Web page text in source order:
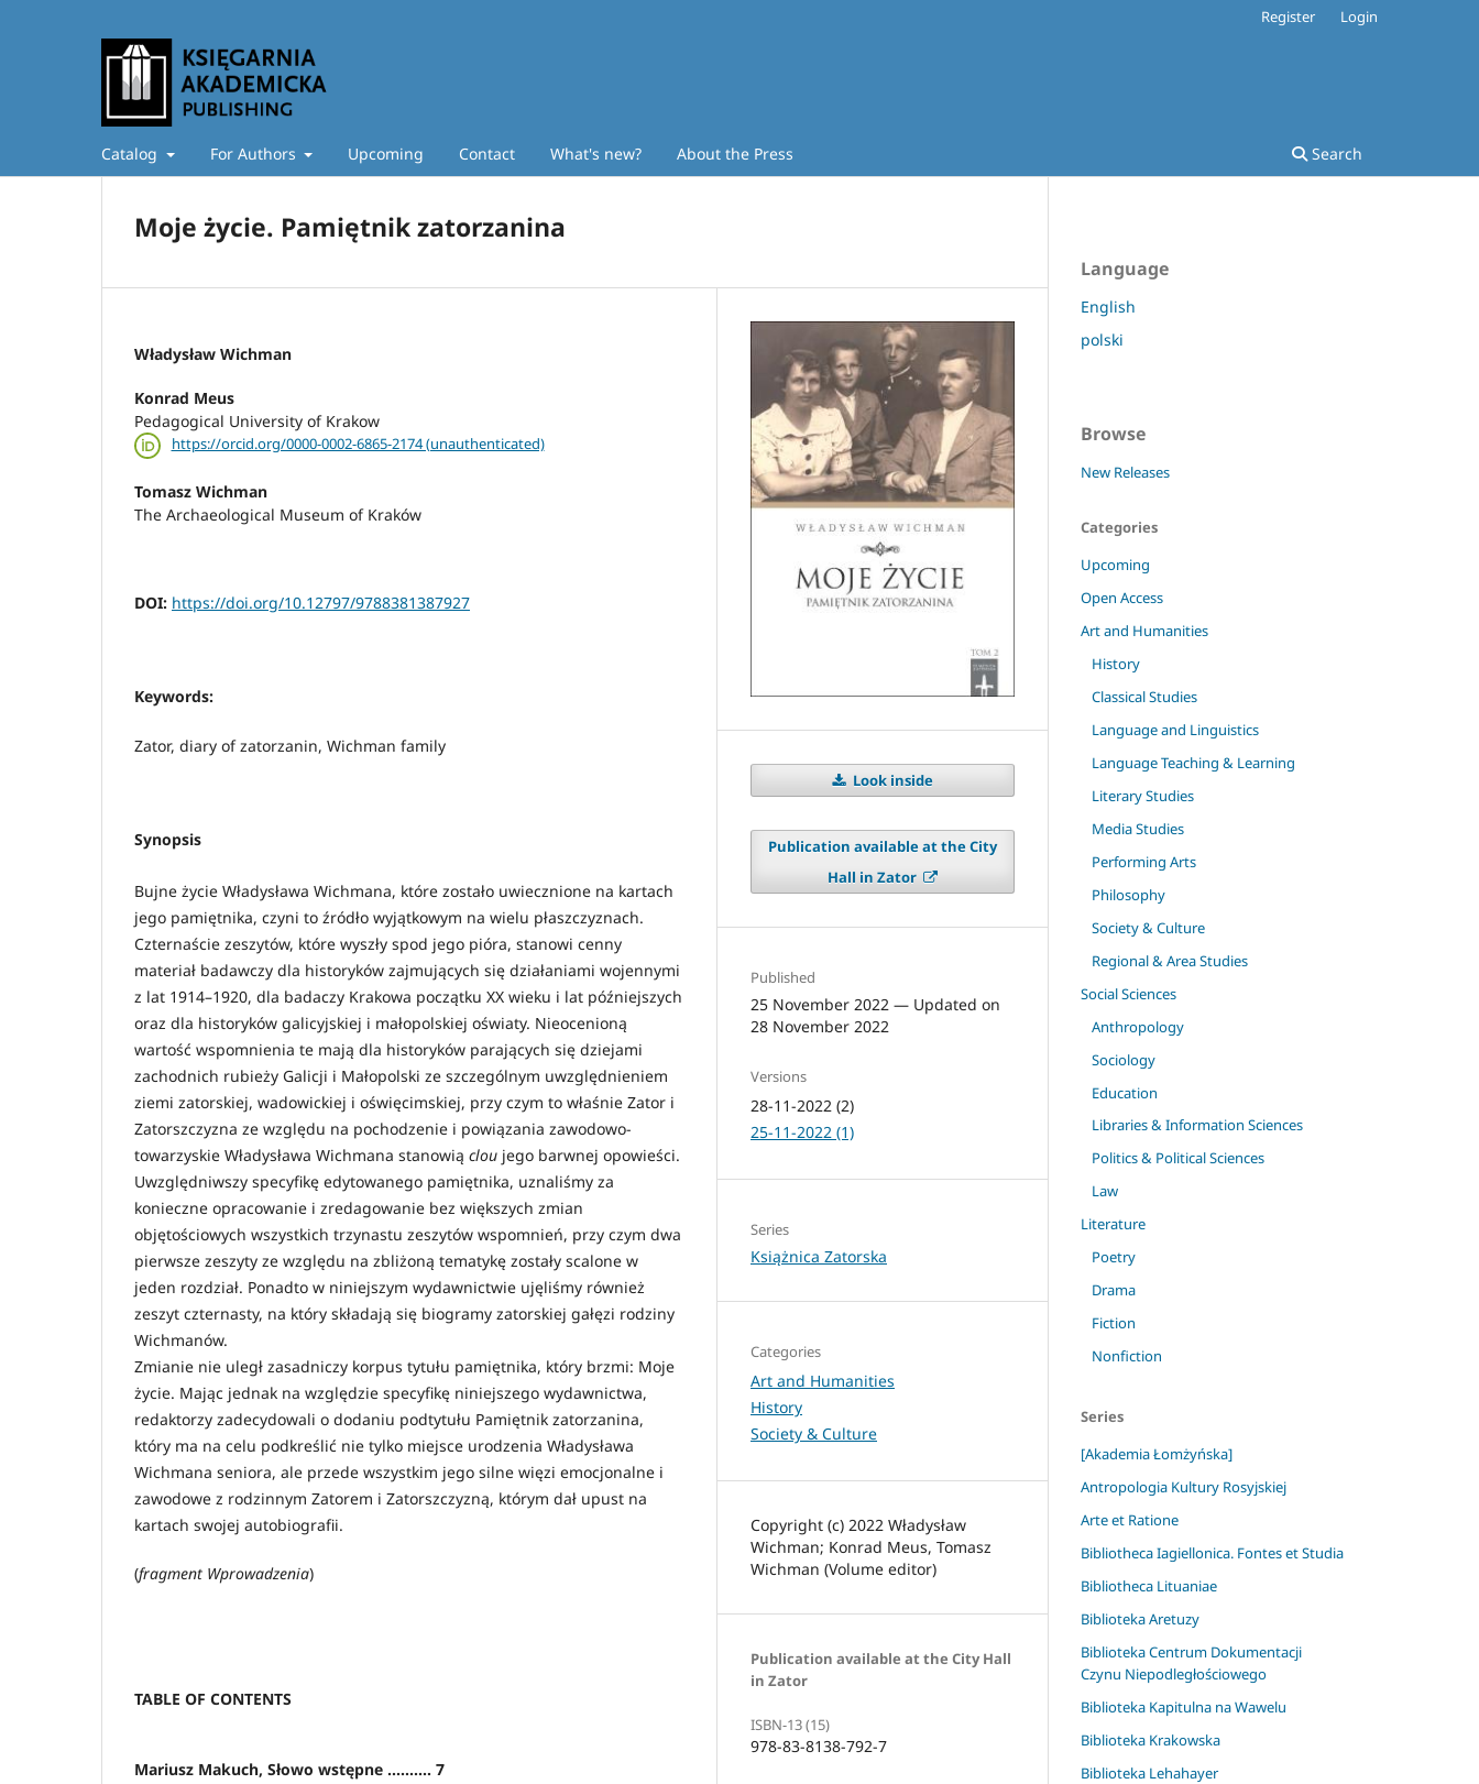
Catalog For Authors Upcoming Contact What's new? About the Press Search
Register Login
Moje życie. Pamiętnik zatorzanina
Władysław Wichman
Konrad Meus
Pedagogical University of Krakow
https://orcid.org/0000-0002-6865-2174 (unauthenticated)
Tomasz Wichman
The Archaeological Museum of Kraków
DOI: https://doi.org/10.12797/9788381387927
Keywords:
Zator, diary of zatorzanin, Wichman family
Synopsis
Bujne życie Władysława Wichmana, które zostało uwiecznione na kartach
jego pamiętnika, czyni to źródło wyjątkowym na wielu płaszczyznach.
Czternaście zeszytów, które wyszły spod jego pióra, stanowi cenny
materiał badawczy dla historyków zajmujących się działaniami wojennymi
z lat 1914–1920, dla badaczy Krakowa początku XX wieku i lat późniejszych
oraz dla historyków galicyjskiej i małopolskiej oświaty. Nieocenioną
wartość wspomnienia te mają dla historyków parających się dziejami
zachodnich rubieży Galicji i Małopolski ze szczególnym uwzględnieniem
ziemi zatorskiej, wadowickiej i oświęcimskiej, przy czym to właśnie Zator i
Zatorszczyzna ze względu na pochodzenie i powiązania zawodowo-
towarzyskie Władysława Wichmana stanowią clou jego barwnej opowieści.
Uwzględniwszy specyfikę edytowanego pamiętnika, uznaliśmy za
konieczne opracowanie i zredagowanie bez większych zmian
objętościowych wszystkich trzynastu zeszytów wspomnień, przy czym dwa
pierwsze zeszyty ze względu na zbliżoną tematykę zostały scalone w
jeden rozdział. Ponadto w niniejszym wydawnictwie ujęliśmy również
zeszyt czternasty, na który składają się biogramy zatorskiej gałęzi rodziny
Wichmanów.
Zmianie nie uległ zasadniczy korpus tytułu pamiętnika, który brzmi: Moje
życie. Mając jednak na względzie specyfikę niniejszego wydawnictwa,
redaktorzy zadecydowali o dodaniu podtytułu Pamiętnik zatorzanina,
który ma na celu podkreślić nie tylko miejsce urodzenia Władysława
Wichmana seniora, ale przede wszystkim jego silne więzi emocjonalne i
zawodowe z rodzinnym Zatorem i Zatorszczyzną, którym dał upust na
kartach swojej autobiografii.
(fragment Wprowadzenia)
TABLE OF CONTENTS
Mariusz Makuch, Słowo wstępne .......... 7
Look inside
Publication available at the City
Hall in Zator
Published
25 November 2022 — Updated on
28 November 2022
Versions
28-11-2022 (2)
25-11-2022 (1)
Series
Książnica Zatorska
Categories
Art and Humanities
History
Society & Culture
Copyright (c) 2022 Władysław
Wichman; Konrad Meus, Tomasz
Wichman (Volume editor)
Publication available at the City Hall
in Zator
ISBN-13 (15)
978-83-8138-792-7
Language
English
polski
Browse
New Releases
Categories
Upcoming
Open Access
Art and Humanities
History
Classical Studies
Language and Linguistics
Language Teaching & Learning
Literary Studies
Media Studies
Performing Arts
Philosophy
Society & Culture
Regional & Area Studies
Social Sciences
Anthropology
Sociology
Education
Libraries & Information Sciences
Politics & Political Sciences
Law
Literature
Poetry
Drama
Fiction
Nonfiction
Series
[Akademia Łomżyńska]
Antropologia Kultury Rosyjskiej
Arte et Ratione
Bibliotheca Iagiellonica. Fontes et Studia
Bibliotheca Lituaniae
Biblioteka Aretuzy
Biblioteka Centrum Dokumentacji
Czynu Niepodległościowego
Biblioteka Kapitulna na Wawelu
Biblioteka Krakowska
Biblioteka Lehahayer